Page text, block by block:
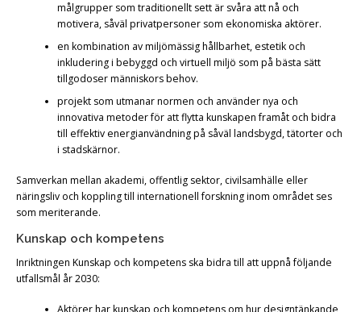
målgrupper som traditionellt sett är svåra att nå och
motivera, såväl privatpersoner som ekonomiska aktörer.
en kombination av miljömässig hållbarhet, estetik och
inkludering i bebyggd och virtuell miljö som på bästa sätt
tillgodoser människors behov.
projekt som utmanar normen och använder nya och
innovativa metoder för att flytta kunskapen framåt och bidra
till effektiv energianvändning på såväl landsbygd, tätorter och
i stadskärnor.
Samverkan mellan akademi, offentlig sektor, civilsamhälle eller
näringsliv och koppling till internationell forskning inom området ses
som meriterande.
Kunskap och kompetens
Inriktningen Kunskap och kompetens ska bidra till att uppnå följande
utfallsmål år 2030:
Aktörer har kunskap och kompetens om hur designtänkande